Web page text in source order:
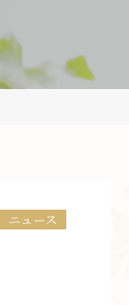
ニュース